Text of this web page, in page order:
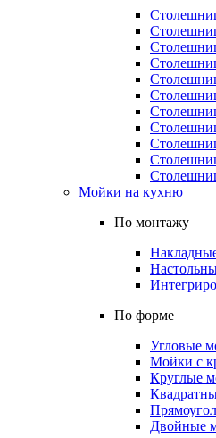
Мойки на кухню
По монтажу
По форме
Угловые
Мойки с
Круглые
Двойные